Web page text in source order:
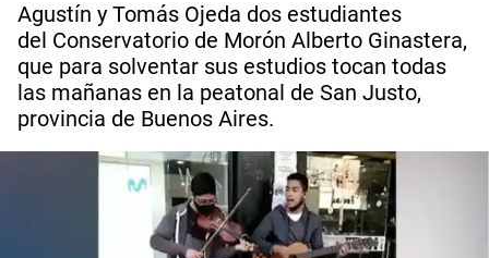
Agustín y Tomás Ojeda dos estudiantes
del Conservatorio de Morón Alberto Ginastera,
que para solventar sus estudios tocan todas
las mañanas en la peatonal de San Justo,
provincia de Buenos Aires.